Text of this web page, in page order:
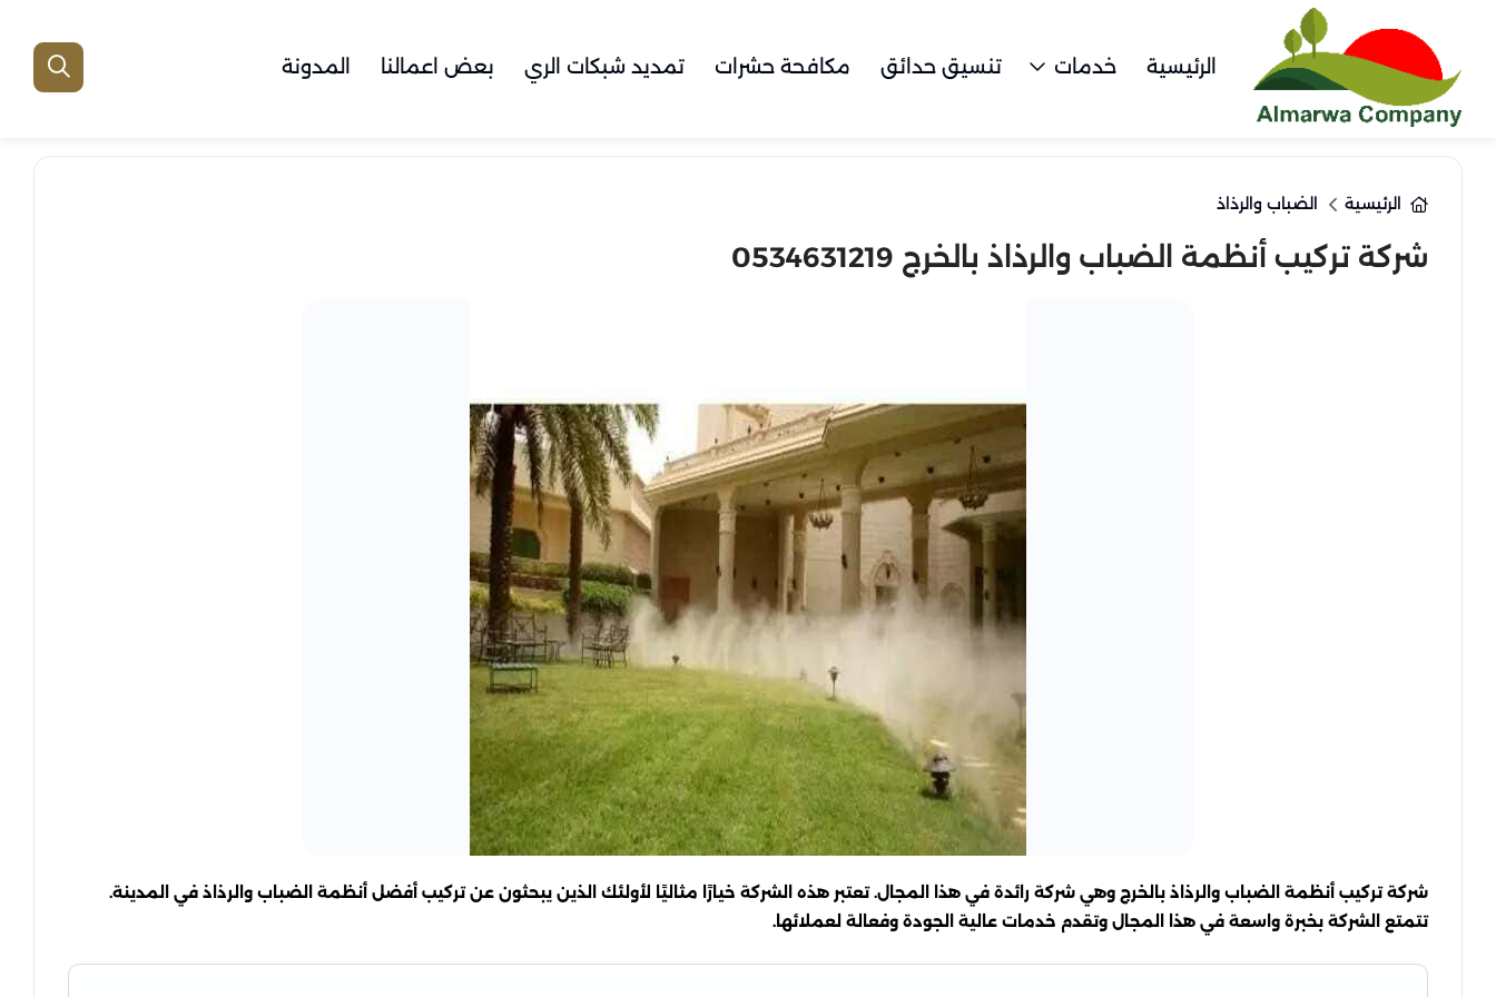
الرئيسية خدمات تنسيق حدائق مكافحة حشرات تمديد شبكات الري بعض اعمالنا المدونة
الرئيسية الضباب والرذاذ
شركة تركيب أنظمة الضباب والرذاذ بالخرج 0534631219
شركة تركيب أنظمة الضباب والرذاذ بالخرج وهي شركة رائدة في هذا المجال. تعتبر هذه الشركة خيارًا مثاليًا لأولئك الذين يبحثون عن تركيب أفضل أنظمة الضباب والرذاذ في المدينة.
تتمتع الشركة بخبرة واسعة في هذا المجال وتقدم خدمات عالية الجودة وفعالة لعملائها.